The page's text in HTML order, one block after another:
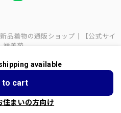
品着物の通販ショップ｜【公式サイ
祥美苑
available
to cart
住まいの方向け
に質問する